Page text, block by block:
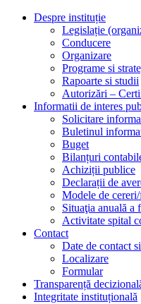
Despre instituție
Legislație
Conducere
Organizare
Programe si
Rapoarte si studii
Autorizări –
Informatii de interes
Solicitare
Buletinul
Buget
Bilanțuri
Achiziții publice
Declarații de
Modele de
Situaţia anuală a
Activitate spital
Contact
Date de contact
Localizare
Formular
Transparență
Integritate instituțională